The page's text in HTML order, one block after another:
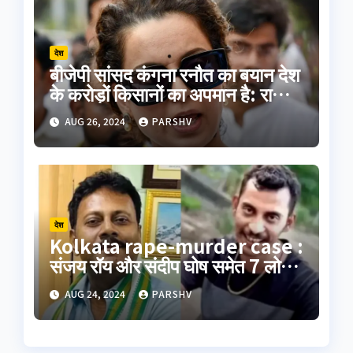
देश
बीजेपी सांसद कंगना रनौत का बयान देश
के करोड़ों किसानों का अपमान है: राकेश
टिकैत
AUG 26, 2024 PARSHV
देश
Kolkata rape-murder case :
संजय रॉय और संदीप घोष समेत 7 लोगों
का पॉलीग्राफ टेस्ट जारी
AUG 24, 2024 PARSHV